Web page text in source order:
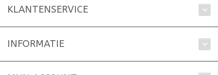
KLANTENSERVICE
INFORMATIE